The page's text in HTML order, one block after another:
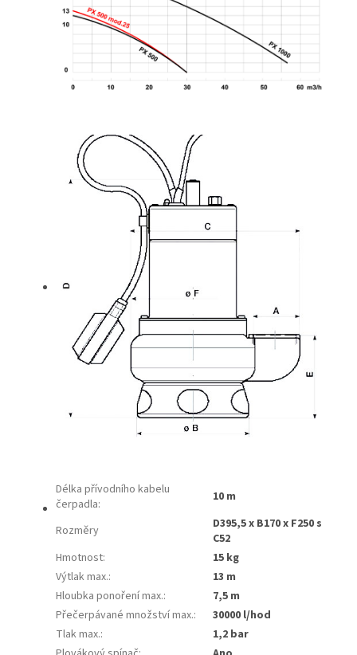
Délka přívodního kabelu
čerpadla: 10 m
Rozměry
D395,5 x B170 x F250 s
C52
Hmotnost:
15 kg
Výtlak max.:
13 m
Hloubka ponoření max.:
7,5 m
Přečerpávané množství max.:
30000 l/hod
Tlak max.:
1,2 bar